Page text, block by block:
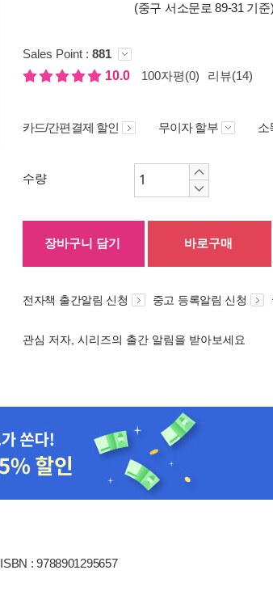
(중구 서소문로 89-31 기준)
Sales Point : 881
10.0
100자평(0) 리뷰(14)
카드/간편결제 할인 무이자 할부 소
수량
장바구니 담기 바로구매
전자책 출간알림 신청 중고 등록알림 신청
관심 저자, 시리즈의 출간 알림을 받아보세요
ISBN : 9788901295657